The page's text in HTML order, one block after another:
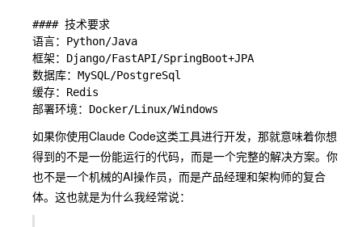
#### 技术要求
语言：Python/Java
框架：Django/FastAPI/SpringBoot+JPA
数据库：MySQL/PostgreSql
缓存：Redis
如果你使用Claude Code这类工具进行开发，那就意味着你想
得到的不是一份能运行的代码，而是一个完整的解决方案。你
也不是一个机械的AI操作员，而是产品经理和架构师的复合
体。这也就是为什么我经常说：